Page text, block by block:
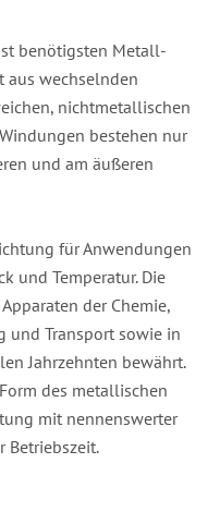
benötigsten Metall-
aus wechselnden
nichtmetallischen
bestehen nur
und am äußeren
für Anwendungen
und Temperatur. Die
der Chemie,
und Transport sowie in
Jahrzehnten bewährt.
des metallischen
mit nennenswerter
Betriebszeit.